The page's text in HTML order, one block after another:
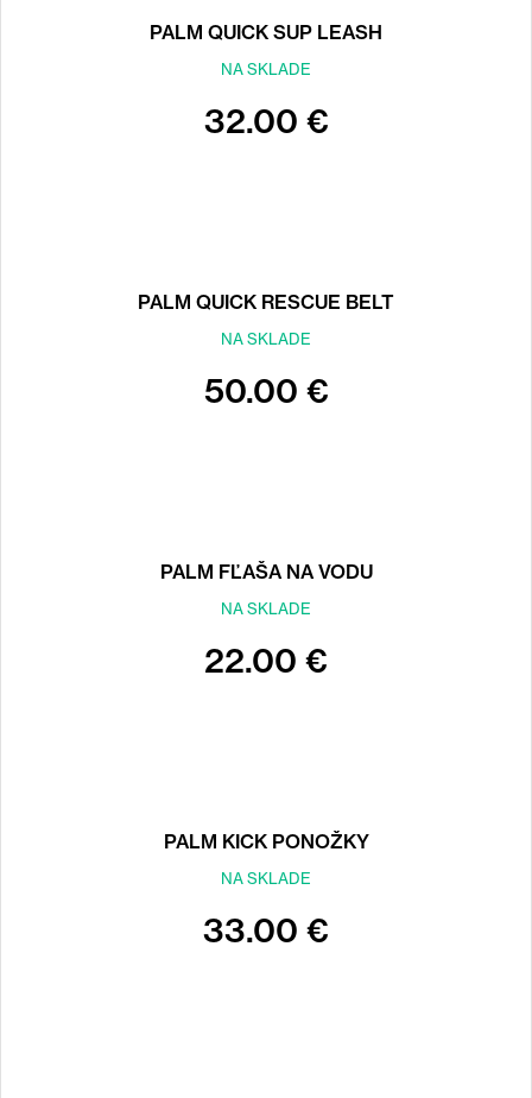
PALM QUICK SUP LEASH
NA SKLADE
32.00 €
PALM QUICK RESCUE BELT
NA SKLADE
50.00 €
PALM FĽAŠA NA VODU
NA SKLADE
22.00 €
PALM KICK PONOŽKY
NA SKLADE
33.00 €